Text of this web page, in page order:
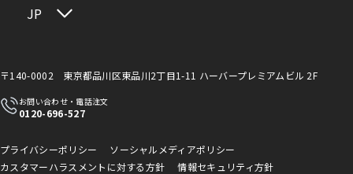
JP
〒140-0002 東京都品川区東品川2丁目1-11 ハーバープレミアムビル 2F
お問い合わせ・電話注文
0120-696-527
プライバシーポリシー
ソーシャルメディアポリシー
カスタマーハラスメントに対する方針
情報セキュリティ方針